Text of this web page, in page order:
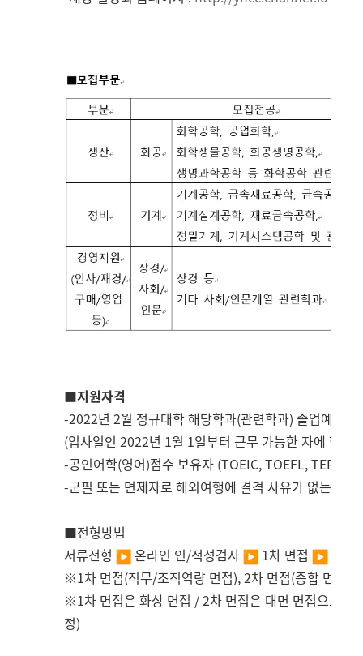
■지원자격
-2022년 2월 정규대학 해당학과(관련학과) 졸업예정자
(입사일인 2022년 1월 1일부터 근무 가능한 자에 한함
-공인어학(영어)점수 보유자 (TOEIC, TOEFL, TEPS,
-군필 또는 면제자로 해외여행에 결격 사유가 없는 자
■전형방법
서류전형
온라인 인/적성검사 1차 면접 2
※1차 면접(직무/조직역량 면접), 2차 면접(종합 면접
※1차 면접은 화상 면접 / 2차 면접은 대면 면접으로
정)